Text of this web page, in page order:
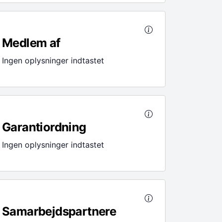
Medlem af
Ingen oplysninger indtastet
Garantiordning
Ingen oplysninger indtastet
Samarbejdspartnere